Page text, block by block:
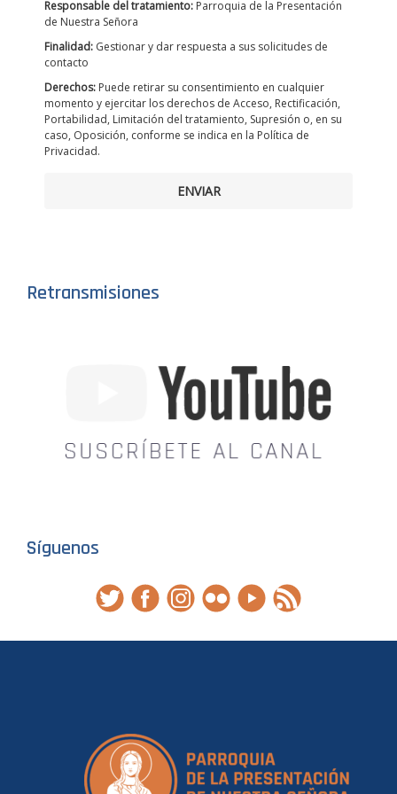
Responsable del tratamiento: Parroquia de la Presentación
de Nuestra Señora
Finalidad: Gestionar y dar respuesta a sus solicitudes de
contacto
Derechos: Puede retirar su consentimiento en cualquier
momento y ejercitar los derechos de Acceso, Rectificación,
Portabilidad, Limitación del tratamiento, Supresión o, en su
caso, Oposición, conforme se indica en la Política de
Privacidad.
ENVIAR
Retransmisiones
Síguenos